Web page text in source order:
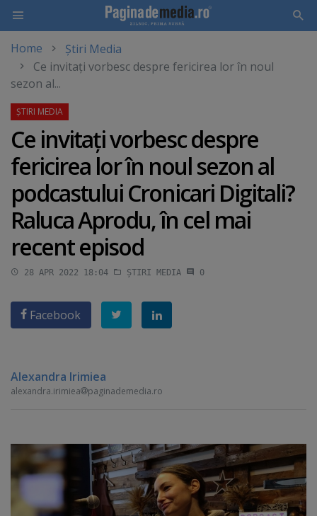
main
content
Home
Știri Media
Ce invitaţi vorbesc despre fericirea lor în noul
sezon al...
Ce invitaţi vorbesc despre
fericirea lor în noul sezon al
podcastului Cronicari Digitali?
Raluca Aprodu, în cel mai
recent episod
28 APR 2022 18:04 ȘTIRI MEDIA 0
Facebook
Alexandra Irimiea
alexandra.irimiea paginademedia.ro